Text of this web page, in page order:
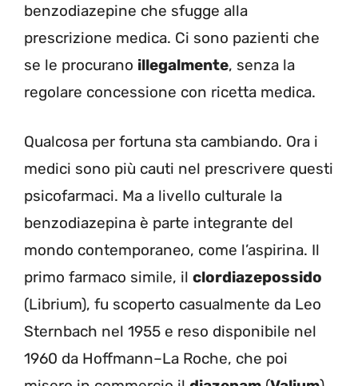
benzodiazepine che sfugge alla
prescrizione medica. Ci sono pazienti che
se le procurano illegalmente, senza la
regolare concessione con ricetta medica.
Qualcosa per fortuna sta cambiando. Ora i
medici sono più cauti nel prescrivere questi
psicofarmaci. Ma a livello culturale la
benzodiazepina è parte integrante del
mondo contemporaneo, come l’aspirina. Il
primo farmaco simile, il clordiazepossido
(Librium), fu scoperto casualmente da Leo
Sternbach nel 1955 e reso disponibile nel
1960 da Hoffmann–La Roche, che poi